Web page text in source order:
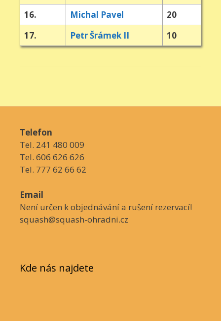
16.
Michal Pavel
20
17.
Petr Šrámek II 10
Telefon
Tel. 241 480 009
Tel. 606 626 626
Tel. 777 62 66 62
Email
Není určen k objednávání a rušení rezervací!
squash@squash-ohradni.cz
Kde nás najdete